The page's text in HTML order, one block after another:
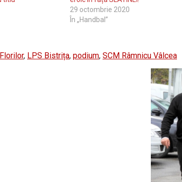
29 octombrie 2020
În „Handbal”
, LPS Bistrița, podium, SCM Râmnicu Vâlcea